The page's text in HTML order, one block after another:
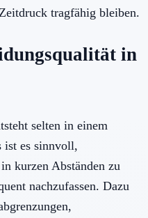
tragfähig bleiben.
in
selten in einem
ist es sinnvoll,
kurzen Abständen zu
nachzufassen. Dazu